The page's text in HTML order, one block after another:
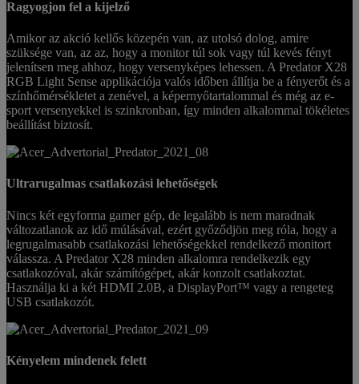
Ragyogjon fel a kijelző
Amikor az akció kellős közepén van, az utolsó dolog, amire
szüksége van, az az, hogy a monitor túl sok vagy túl kevés fényt
jelenítsen meg ahhoz, hogy versenyképes lehessen. A Predator X28
RGB Light Sense applikációja valós időben állítja be a fényerőt és a
színhőmérsékletet a zenével, a képernyőtartalommal és még az e-
sport versenyekkel is szinkronban, így minden alkalommal tökéletes
beállítást biztosít.
Ultrarugalmas csatlakozási lehetőségek
Nincs két egyforma gamer gép, de legalább is nem maradnak
változatlanok az idő múlásával, ezért győződjön meg róla, hogy a
legrugalmasabb csatlakozási lehetőségekkel rendelkező monitort
válassza. A Predator X28 minden alkalomra rendelkezik egy
csatlakozóval, akár számítógépet, akár konzolt csatlakoztat.
Használja ki a két HDMI 2.0B, a DisplayPort™ vagy a rengeteg
USB csatlakozót.
Kényelem mindenek felett